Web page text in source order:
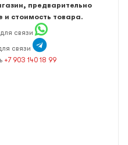
предварительно
и стоимость товара.
связи
связи
+7 903 140 18 99